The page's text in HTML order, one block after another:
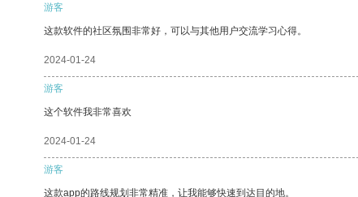
游客
这款软件的社区氛围非常好，可以与其他用户交流学习心得。
2024-01-24
游客
这个软件我非常喜欢
2024-01-24
游客
这款app的路线规划非常精准，让我能够快速到达目的地。